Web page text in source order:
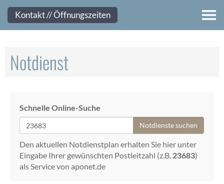
Kontakt
Notdienst
Schnelle Online-Suche
Notdienste suchen
Den aktuellen Notdienstplan erhalten Sie hier unter
Eingabe Ihrer gewünschten Postleitzahl (z.B. 23683)
als Service von aponet.de
Kontakt // Öffnungszeiten